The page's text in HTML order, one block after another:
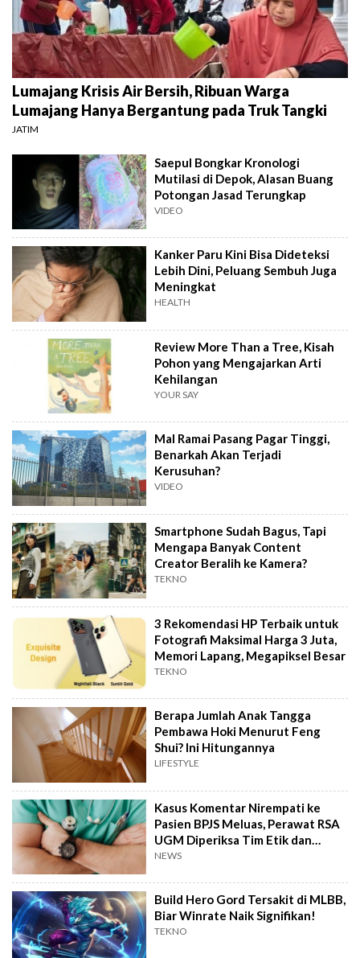
Lumajang Krisis Air Bersih, Ribuan Warga
Lumajang Hanya Bergantung pada Truk Tangki
JATIM
Saepul Bongkar Kronologi
Mutilasi di Depok, Alasan Buang
Potongan Jasad Terungkap
VIDEO
Kanker Paru Kini Bisa Dideteksi
Lebih Dini, Peluang Sembuh Juga
Meningkat
HEALTH
Review More Than a Tree, Kisah
Pohon yang Mengajarkan Arti
Kehilangan
YOUR SAY
Mal Ramai Pasang Pagar Tinggi,
Benarkah Akan Terjadi
Kerusuhan?
VIDEO
Smartphone Sudah Bagus, Tapi
Mengapa Banyak Content
Creator Beralih ke Kamera?
TEKNO
3 Rekomendasi HP Terbaik untuk
Fotografi Maksimal Harga 3 Juta,
Memori Lapang, Megapiksel Besar
TEKNO
Berapa Jumlah Anak Tangga
Pembawa Hoki Menurut Feng
Shui? Ini Hitungannya
LIFESTYLE
Kasus Komentar Nirempati ke
Pasien BPJS Meluas, Perawat RSA
UGM Diperiksa Tim Etik dan
Hukum
NEWS
Build Hero Gord Tersakit di MLBB,
Biar Winrate Naik Signifikan!
TEKNO